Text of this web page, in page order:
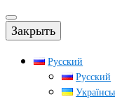
Закрыть
Русский
Русский